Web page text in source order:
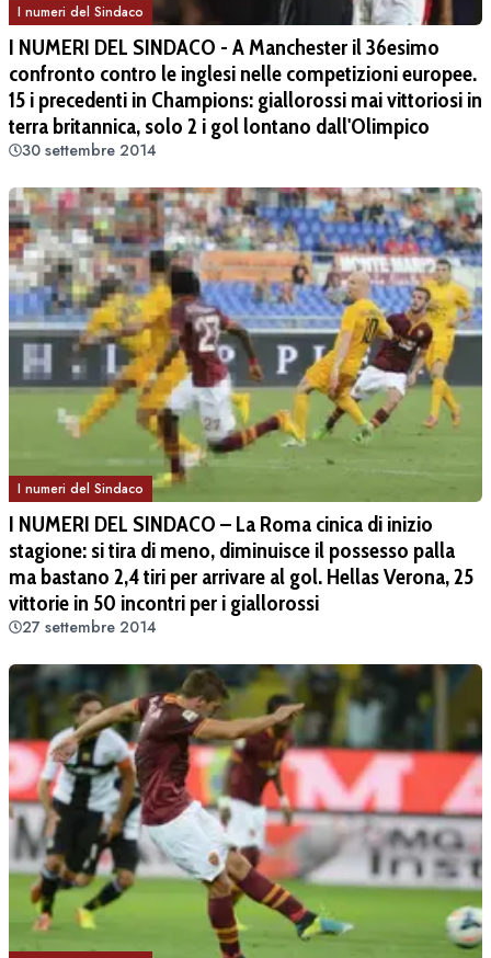
I numeri del Sindaco
I NUMERI DEL SINDACO - A Manchester il 36esimo
confronto contro le inglesi nelle competizioni europee.
15 i precedenti in Champions: giallorossi mai vittoriosi in
terra britannica, solo 2 i gol lontano dall'Olimpico
30 settembre 2014
I numeri del Sindaco
I NUMERI DEL SINDACO – La Roma cinica di inizio
stagione: si tira di meno, diminuisce il possesso palla
ma bastano 2,4 tiri per arrivare al gol. Hellas Verona, 25
vittorie in 50 incontri per i giallorossi
27 settembre 2014